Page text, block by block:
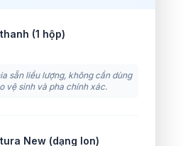
(1 hộp)
sẵn liều lượng, không cần dùng
vệ sinh và pha chính xác.
New (dạng lon)